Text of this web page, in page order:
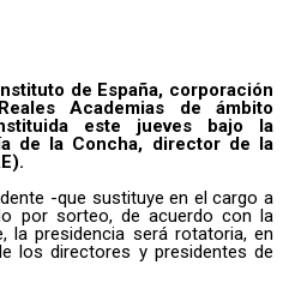
de España, corporación
Academias de ámbito
este jueves bajo la
de la Concha, director de la
-que sustituye en el cargo a
por sorteo, de acuerdo con la
la presidencia será rotatoria, en
los directores y presidentes de